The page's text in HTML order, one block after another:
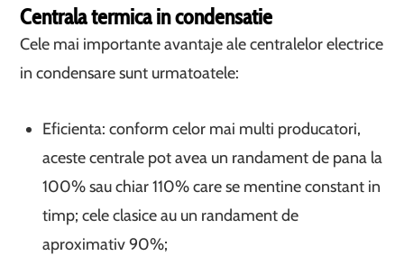
Centrala termica in condensatie
Cele mai importante avantaje ale centralelor electrice
in condensare sunt urmatoatele:
Eficienta: conform celor mai multi producatori,
aceste centrale pot avea un randament de pana la
100% sau chiar 110% care se mentine constant in
timp; cele clasice au un randament de
aproximativ 90%;